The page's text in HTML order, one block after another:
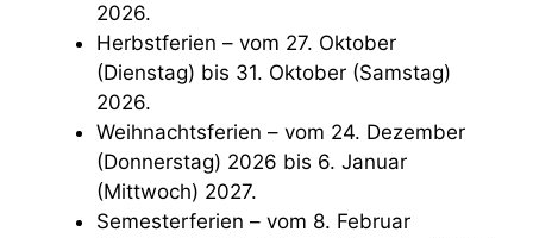
2026.
Herbstferien – vom 27. Oktober
(Dienstag) bis 31. Oktober (Samstag)
2026.
Weihnachtsferien – vom 24. Dezember
(Donnerstag) 2026 bis 6. Januar
(Mittwoch) 2027.
Semesterferien – vom 8. Februar